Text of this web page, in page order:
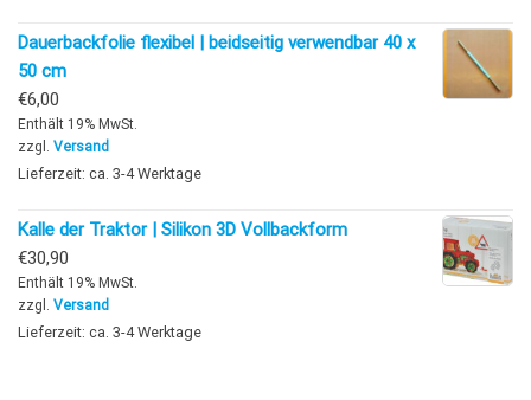
Dauerbackfolie flexibel | beidseitig verwendbar 40 x
50 cm
€6,00
Enthält 19% MwSt.
zzgl. Versand
Lieferzeit: ca. 3-4 Werktage
Kalle der Traktor | Silikon 3D Vollbackform
€30,90
Enthält 19% MwSt.
zzgl. Versand
Lieferzeit: ca. 3-4 Werktage